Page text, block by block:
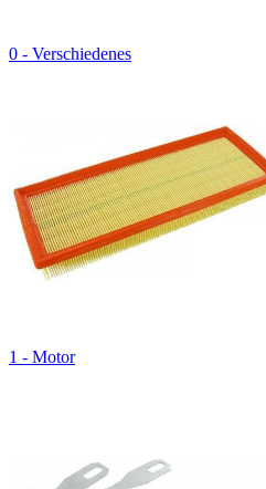
0 - Verschiedenes
1 - Motor